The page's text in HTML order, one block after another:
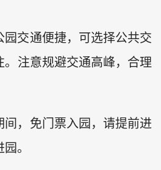
交通便捷，可选择公共交
。注意规避交通高峰，合理
，免门票入园，请提前进
。